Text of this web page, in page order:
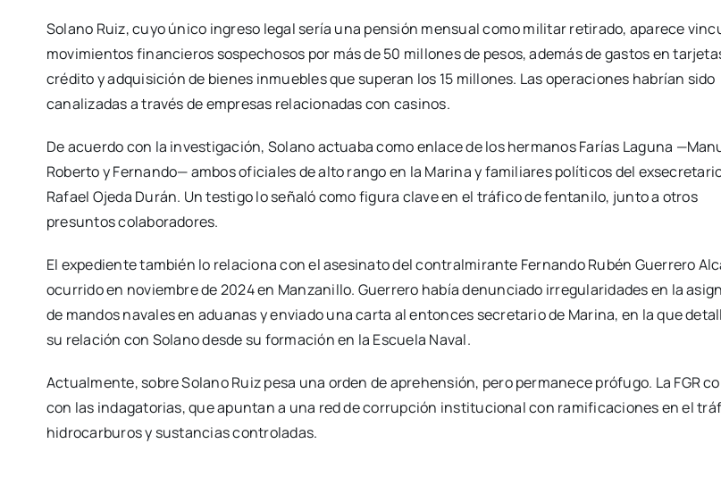
Solano Ruiz, cuyo único ingreso legal sería una pensión mensual como militar retirado, aparece
movimientos financieros sospechosos por más de 50 millones de pesos, además de gastos en
crédito y adquisición de bienes inmuebles que superan los 15 millones. Las operaciones habrían sido
canalizadas a través de empresas relacionadas con casinos.
De acuerdo con la investigación, Solano actuaba como enlace de los hermanos Farías Laguna
Roberto y Fernando— ambos oficiales de alto rango en la Marina y familiares políticos del
Rafael Ojeda Durán. Un testigo lo señaló como figura clave en el tráfico de fentanilo, junto a otros
presuntos colaboradores.
El expediente también lo relaciona con el asesinato del contralmirante Fernando Rubén Guerrero
ocurrido en noviembre de 2024 en Manzanillo. Guerrero había denunciado irregularidades en la
de mandos navales en aduanas y enviado una carta al entonces secretario de Marina, en la que
su relación con Solano desde su formación en la Escuela Naval.
Actualmente, sobre Solano Ruiz pesa una orden de aprehensión, pero permanece prófugo. La FGR
con las indagatorias, que apuntan a una red de corrupción institucional con ramificaciones en el
hidrocarburos y sustancias controladas.